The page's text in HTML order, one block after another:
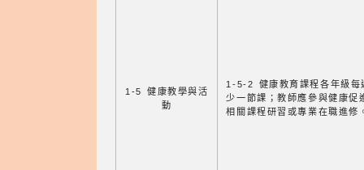
1-5 健康教學與活
動
1-5-2 健康教育課程各年級每
少一節課；教師應參與健康促
相關課程研習或專業在職進修